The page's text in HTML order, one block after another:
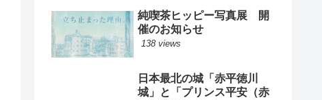
純喫茶ヒッピー写真展 開
催のお知らせ
138 views
日本最北の城「赤平徳川
城」と「プリンス平安（赤